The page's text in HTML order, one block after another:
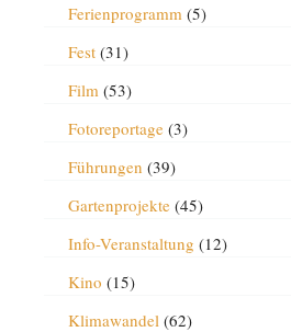
Ferienprogramm (5)
Fest(31)
Film (53)
Fotoreportage(3)
Führungen (39)
Gartenprojekte(45)
Info-Veranstaltung (12)
Kino (15)
Klimawandel (62)